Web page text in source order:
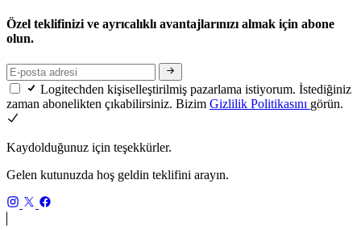
Özel teklifinizi ve ayrıcalıklı avantajlarınızı almak için abone
olun.
Logitechden kişiselleştirilmiş pazarlama istiyorum. İstediğiniz
zaman abonelikten çıkabilirsiniz. Bizim Gizlilik Politikasını görün.
Kaydolduğunuz için teşekkürler.
Gelen kutunuzda hoş geldin teklifini arayın.